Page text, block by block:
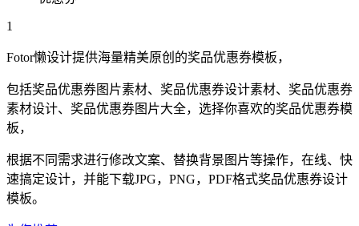
1
Fotor懒设计提供海量精美原创的奖品优惠券模板，
包括奖品优惠券图片素材、 奖品优惠券设计素材、 奖品优惠券
素材设计、 奖品优惠券图片大全，选择你喜欢的奖品优惠券模
板，
根据不同需求进行修改文案、替换背景图片等操作，在线、快
速搞定设计，并能下载JPG，PNG，PDF格式奖品优惠券设计
模板。